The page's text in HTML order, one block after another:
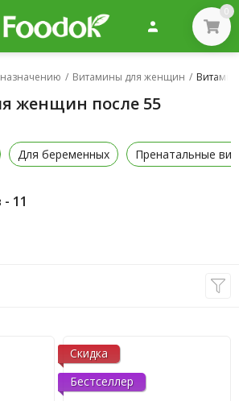
0
/ Витамины для женщин /
женщин после 55
Для беременных Пренатальные
11
Скидка
Бестселлер